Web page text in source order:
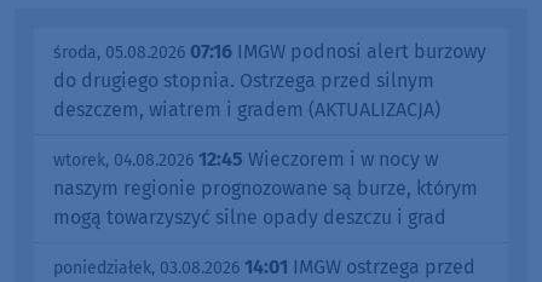
środa, 05.08.2026 07:16 IMGW podnosi alert burzowy
do drugiego stopnia. Ostrzega przed silnym
deszczem, wiatrem i gradem (AKTUALIZACJA)
wtorek, 04.08.2026 12:45 Wieczorem i w nocy w
naszym regionie prognozowane są burze, którym
mogą towarzyszyć silne opady deszczu i grad
poniedziałek, 03.08.2026 14:01 IMGW ostrzega przed